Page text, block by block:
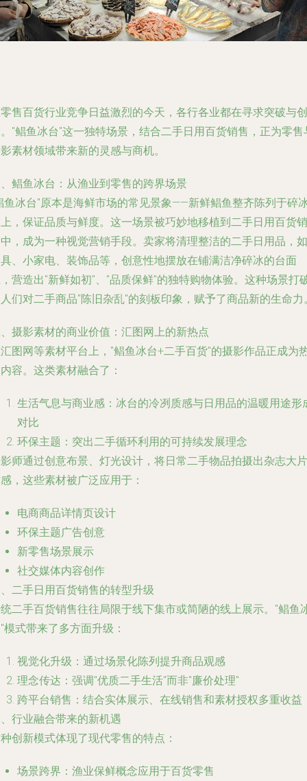
售百货行业竞争日益激烈的今天，各行各业都在寻求突破与创
"鲳鱼冰台"这一独特场景，结合二手日用百货销售，正为零售
素材领域带来新的灵感与商机。
鲳鱼冰台：从渔业到零售的跨界场景
鱼冰台"原本是海鲜市场的常见景象——新鲜鲳鱼整齐陈列于碎
，保证品质与鲜度。这一场景被巧妙地移植到二手日用百货销
，成为一种视觉营销手段。卖家将清理整洁的二手日用品，如
、小家电、装饰品等，创意性地摆放在铺满洁净碎冰的台面
营造出"新鲜如初"、"品质保鲜"的独特购物体验。这种场景打
们对二手商品"陈旧杂乱"的刻板印象，赋予了商品新的生命力
摄影素材的商业价值：汇图网上的新热点
图网等素材平台上，"鲳鱼冰台+二手百货"的摄影作品正成为
容。这类素材融合了：
生活气息与商业感：冰台的冷冽质感与日用品的温暖用途形
对比
环保主题：突出二手循环利用的可持续发展理念
师通过创意布景、灯光设计，将日常二手物品拍摄出杂志大片
，这些素材被广泛应用于：
电商商品详情页设计
环保主题广告创意
新零售场景展示
社交媒体内容创作
二手日用百货销售的转型升级
二手百货销售往往局限于线下集市或简陋的线上展示。"鲳鱼
模式带来了多方面升级：
视觉化升级：通过场景化陈列提升商品观感
理念传达：强调"优质二手生活"而非"廉价处理"
跨平台销售：结合实体展示、在线销售和素材授权多重收益
行业融合带来的新机遇
创新模式体现了现代零售的特点：
场景跨界：渔业保鲜概念应用于百货零售